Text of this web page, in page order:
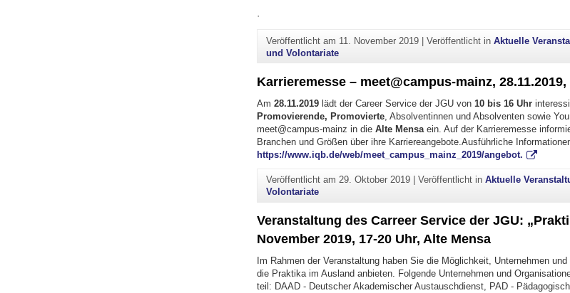
·
Veröffentlicht am 11. November 2019 |Veröffentlicht inAktuelle
und Volontariate
Karrieremesse – meet@campus-mainz, 28.11.2019,
Am 28.11.2019lädt der Career Service der JGU von 10 bis 16 Uhr
Promovierende, Promovierte, Absolventinnen und Absolventen sowie
meet@campus-mainz in die Alte Mensaein. Auf der Karrieremesse
Branchen und Größen über ihre Karriereangebote.Ausführliche
https://www.iqb.de/web/meet_campus_mainz_2019/angebot.
Veröffentlicht am29. Oktober 2019 |Veröffentlicht inAktuelle
Volontariate
Veranstaltung des Carreer Service der JGU:
November 2019, 17-20 Uhr, Alte Mensa
Im Rahmen der Veranstaltung haben Sie die Möglichkeit, Unternehmen
die Praktika im Ausland anbieten. Folgende Unternehmen und
teil: DAAD - Deutscher Akademischer Austauschdienst, PAD -